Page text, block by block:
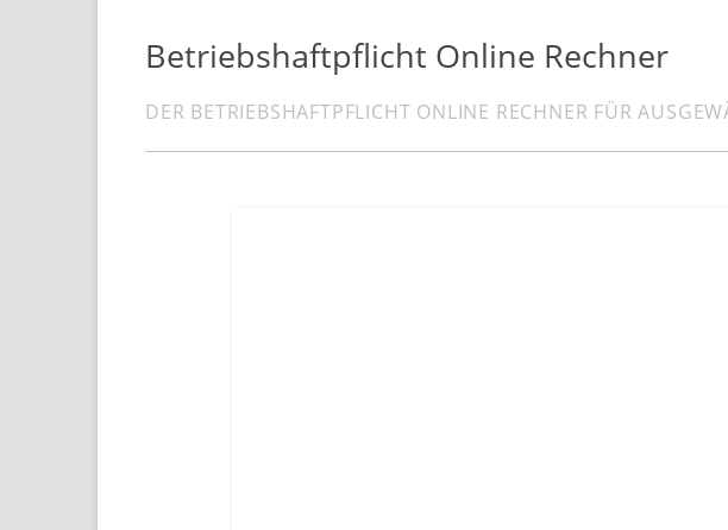
Gewerbe
Nordheim,
Betriebshaftpflicht Online Rechner
DER BETRIEBSHAFTPFLICHT ONLINE RECHNER FÜR